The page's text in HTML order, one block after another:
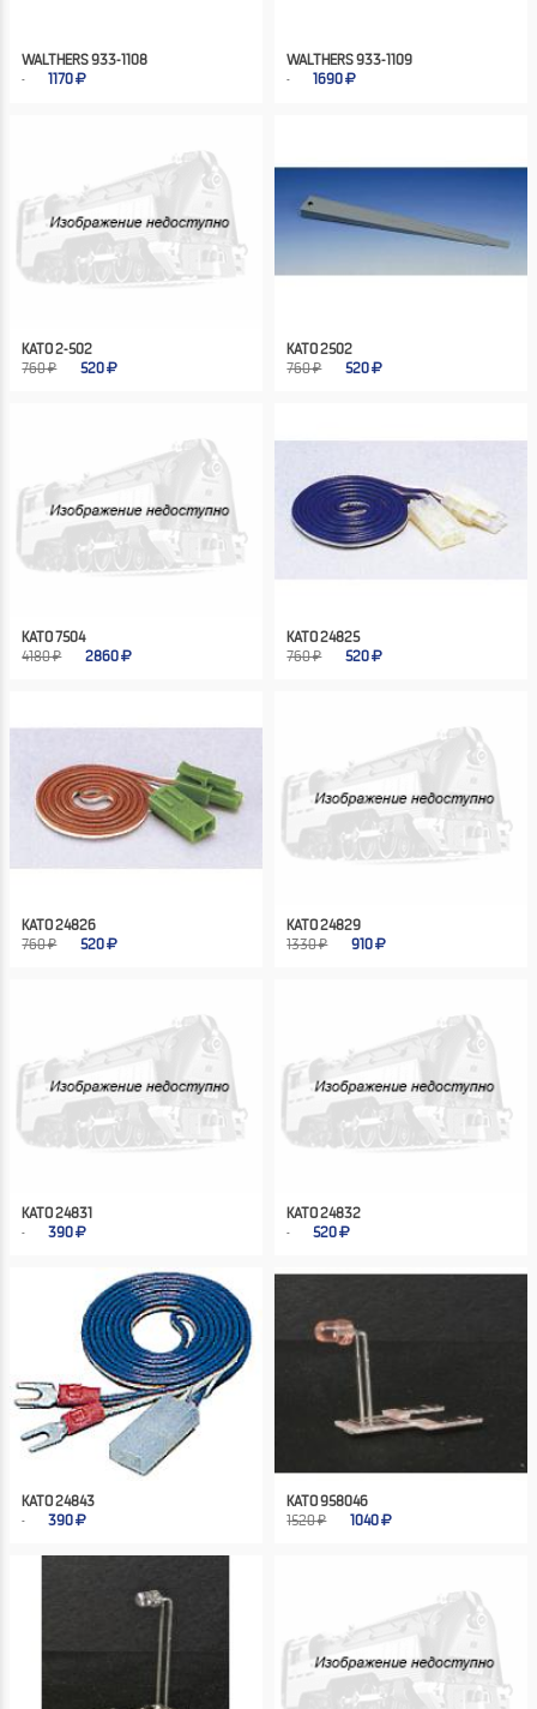
WALTHERS 933-1108
1170
WALTHERS 933-1109
1690
KATO 2-502
760 ₽
520
KATO 2502
760 ₽
520
KATO 7504
4180 ₽
2860
KATO 24825
760 ₽
520
KATO 24826
760 ₽
520
KATO 24829
1330 ₽
910
KATO 24831
390
KATO 24832
520
KATO 24843
390
KATO 958046
1520 ₽
1040